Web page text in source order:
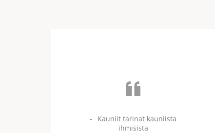
Kauniit tarinat kauniista
ihmisista